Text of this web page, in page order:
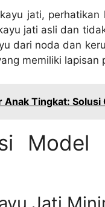
jati,
jati asli dan
dari noda dan
memiliki
Anak Tingkat: Solusi